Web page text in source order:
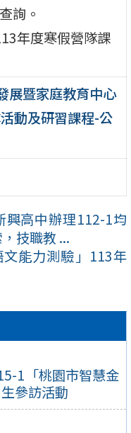
1「桃園市智慧金
參訪活動
詢。
年度寒假營隊課
展暨家庭教育中心
動及研習課程-公
興高中辦理112-1均
技職教 ...
文能力測驗」113年